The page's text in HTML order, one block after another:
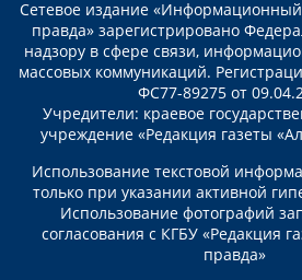
Сетевое издание «Информационный
правда» зарегистрировано
надзору в сфере связи,
массовых коммуникаций.
ФС77-89275 от
Учредители: краевое
учреждение «Редакция газеты
Использование текстовой
только при указании активной
Использование фотографий
согласования с КГБУ «Редакция
правда»